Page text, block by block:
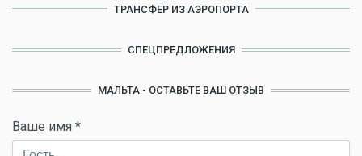
ТРАНСФЕР ИЗ АЭРОПОРТА
СПЕЦПРЕДЛОЖЕНИЯ
МАЛЬТА - ОСТАВЬТЕ ВАШ ОТЗЫВ
Ваше имя *